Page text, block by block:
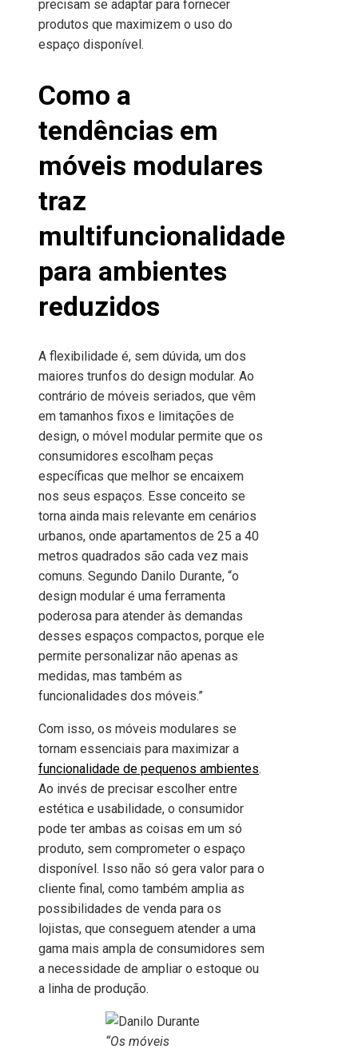
precisam se adaptar para fornecer
produtos que maximizem o uso do
espaço disponível.
Como a
tendências em
móveis modulares
traz
multifuncionalidade
para ambientes
reduzidos
A flexibilidade é, sem dúvida, um dos
maiores trunfos do design modular. Ao
contrário de móveis seriados, que vêm
em tamanhos fixos e limitações de
design, o móvel modular permite que os
consumidores escolham peças
específicas que melhor se encaixem
nos seus espaços. Esse conceito se
torna ainda mais relevante em cenários
urbanos, onde apartamentos de 25 a 40
metros quadrados são cada vez mais
comuns. Segundo Danilo Durante, “o
design modular é uma ferramenta
poderosa para atender às demandas
desses espaços compactos, porque ele
permite personalizar não apenas as
medidas, mas também as
funcionalidades dos móveis.”
Com isso, os móveis modulares se
tornam essenciais para maximizar a
funcionalidade de pequenos ambientes.
Ao invés de precisar escolher entre
estética e usabilidade, o consumidor
pode ter ambas as coisas em um só
produto, sem comprometer o espaço
disponível. Isso não só gera valor para o
cliente final, como também amplia as
possibilidades de venda para os
lojistas, que conseguem atender a uma
gama mais ampla de consumidores sem
a necessidade de ampliar o estoque ou
a linha de produção.
“Os móveis